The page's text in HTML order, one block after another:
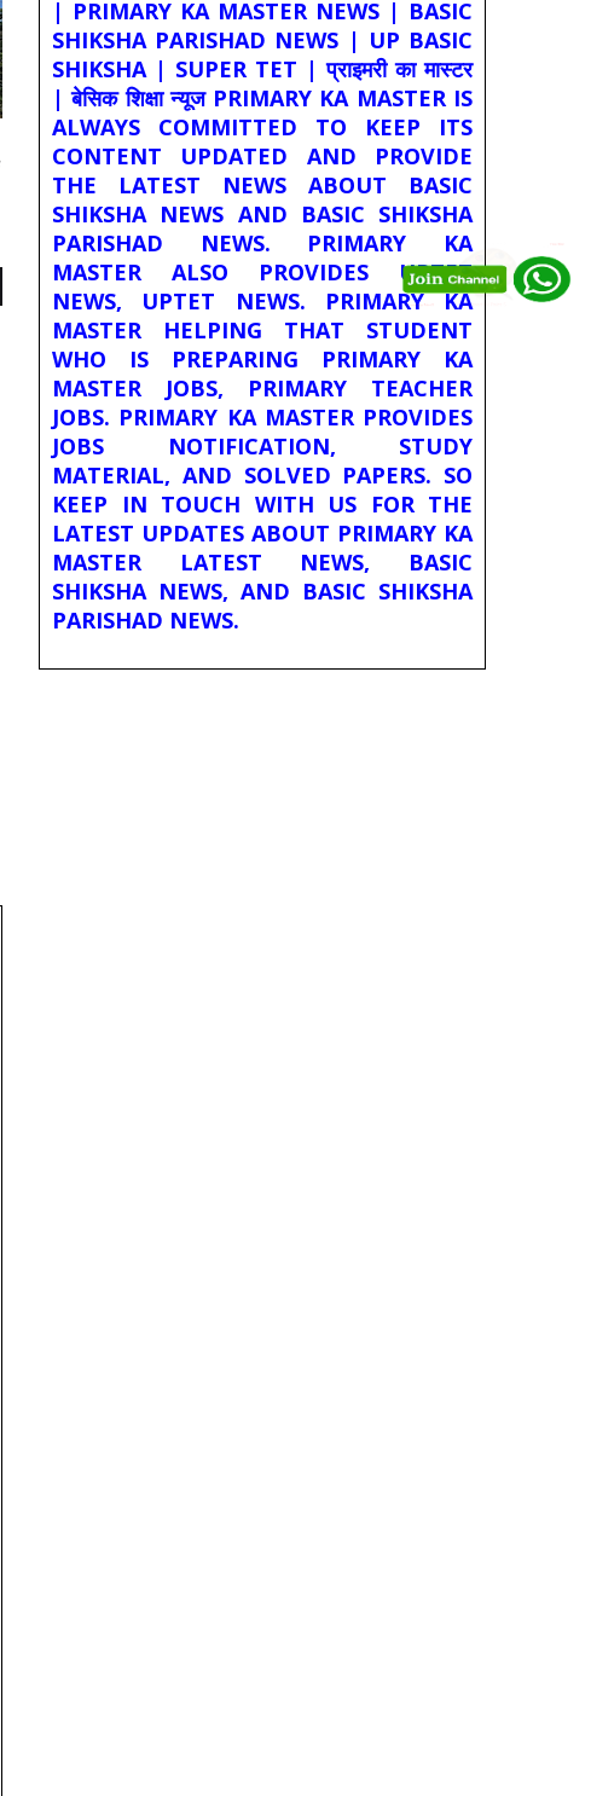
| PRIMARY KA MASTER NEWS | BASIC
SHIKSHA PARISHAD NEWS | UP BASIC
SHIKSHA | SUPER TET | प्राइमरी का मास्टर
| बेसिक शिक्षा न्यूज PRIMARY KA MASTER IS
ALWAYS COMMITTED TO KEEP ITS
CONTENT UPDATED AND PROVIDE
THE LATEST NEWS ABOUT BASIC
SHIKSHA NEWS AND BASIC SHIKSHA
PARISHAD NEWS. PRIMARY KA
MASTER ALSO PROVIDES UPTET
NEWS, UPTET NEWS. PRIMARY KA
MASTER HELPING THAT STUDENT
WHO IS PREPARING PRIMARY KA
MASTER JOBS, PRIMARY TEACHER
JOBS. PRIMARY KA MASTER PROVIDES
JOBS NOTIFICATION, STUDY
MATERIAL, AND SOLVED PAPERS. SO
KEEP IN TOUCH WITH US FOR THE
LATEST UPDATES ABOUT PRIMARY KA
MASTER LATEST NEWS, BASIC
SHIKSHA NEWS, AND BASIC SHIKSHA
PARISHAD NEWS.